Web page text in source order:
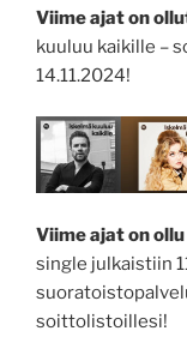
Viime ajat on
kuuluu kaikille –
14.11.2024!
Viime ajat on
single julkaistiin
soittolistoillesi!